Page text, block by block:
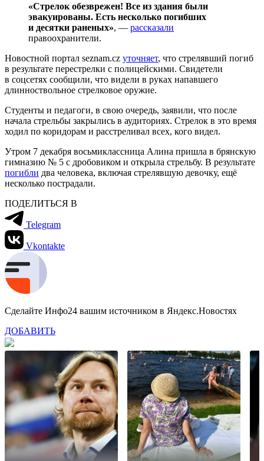
«Cтрелок обезврежен! Все из здания были
эвакуированы. Есть несколько погибших
и десятки раненых», — рассказали
правоохранители.
Новостной портал seznam.cz уточняет, что стрелявший погиб
в результате перестрелки с полицейскими. Свидетели
в соцсетях сообщили, что видели в руках напавшего
длинноствольное стрелковое оружие.
Студенты и педагоги, в свою очередь, заявили, что после
начала стрельбы закрылись в аудиториях. Стрелок в это время
ходил по коридорам и расстреливал всех, кого видел.
Утром 7 декабря восьмиклассница Алина пришла в брянскую
гимназию № 5 с дробовиком и открыла стрельбу. В результате
погибли два человека, включая стрелявшую девочку, ещё
несколько пострадали.
ПОДЕЛИТЬСЯ В
Telegram
Vkontakte
Сделайте Инфо24 вашим источником в Яндекс.Новостях
ДОБАВИТЬ